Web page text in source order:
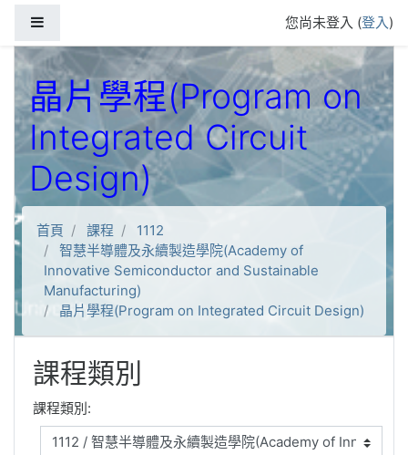
您尚未登入 (登入)
晶片學程(Program on
Integrated Circuit
Design)
首頁 課程
1112
智慧半導體及永續製造學院(Academy of
Innovative Semiconductor and Sustainable
Manufacturing)
晶片學程(Program on Integrated Circuit Design)
課程類別
課程類別: